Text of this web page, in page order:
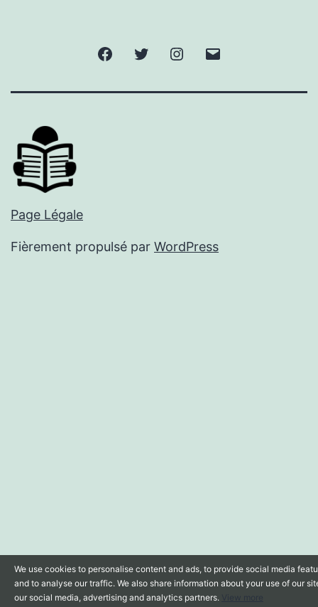
FacebookTwitter Instagram
Page Légale
Fièrement propulsé par WordPress
We use cookies to personalise content and ads, to provide social media
and to analyse our traffic. We also share information about your use of our
our social media, advertising and analytics partners.